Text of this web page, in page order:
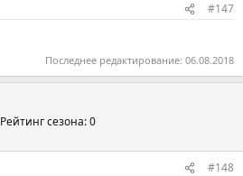
#147
Последнее редактирование: 06.08.2018
Рейтинг сезона: 0
#148